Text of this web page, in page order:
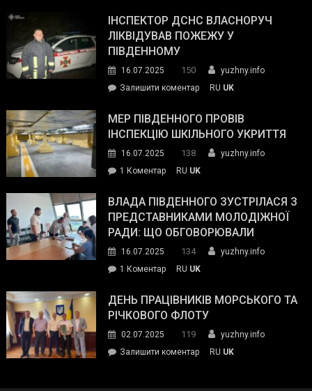
провів
нараду
силових
та
органів:
«Наш
спільний
окупанти.
Маємо
діяти
команда
ІНСПЕКТОР ДСНС ВЛАСНОРУЧ
ЛІКВІДУВАВ ПОЖЕЖУ У
ПІВДЕННОМУ
16.07.2025 150
yuzhny.info
Залишити коментарon
ДСНС
власноруч
пожежу
у
RU UK
МЕР ПІВДЕННОГО ПРОВІВ
ІНСПЕКЦІЮ ШКІЛЬНОГО УКРИТТЯ
16.07.2025 138
yuzhny.info
1 Коментардо
Південного
провів
інспекцію
укриття
RU UK
ВЛАДА ПІВДЕННОГО ЗУСТРІЛАСЯ З
ПРЕДСТАВНИКАМИ МОЛОДІЖНОЇ
РАДИ: ЩО ОБГОВОРЮВАЛИ
16.07.2025 134
yuzhny.info
1 Коментардо
Південного
зустрілася
представниками
молодіжної
RU UK
ДЕНЬ ПРАЦІВНИКІВ МОРСЬКОГО ТА
РІЧКОВОГО ФЛОТУ
02.07.2025 119
yuzhny.info
Залишити коментарon
RU UK